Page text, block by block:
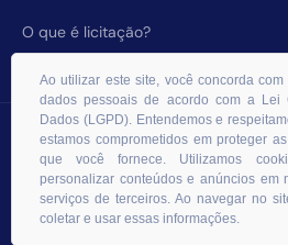
O que é licitação?
© 2026 RHS Licitações. Todos os
Ao utilizar este site, você concorda
dados pessoais de acordo com a Lei
Dados (LGPD). Entendemos e
estamos comprometidos em proteger
que você fornece. Utilizamos
personalizar conteúdos e anúncios em
serviços de terceiros. Ao navegar no
coletar e usar essas informações.